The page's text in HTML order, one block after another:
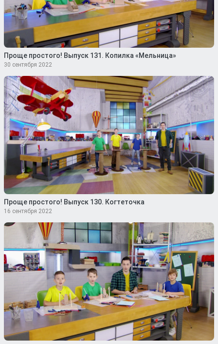
Проще простого! Выпуск 131. Копилка «Мельница»
30 сентября 2022
Проще простого! Выпуск 130. Когтеточка
16 сентября 2022